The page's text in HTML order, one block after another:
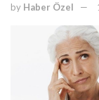
by Haber Özel